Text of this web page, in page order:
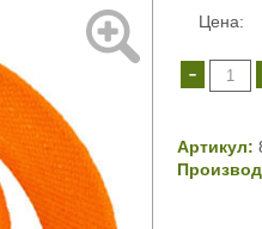
Цена:
-
Артикул: